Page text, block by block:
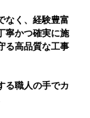
なく、経験豊富
寧かつ確実に施
る高品質な工事
る職人の手でカ